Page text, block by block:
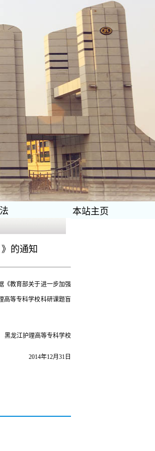
本站主页
的通知
《教育部关于进一步加强
高等专科学校科研课题盲
黑龙江护理高等专科学校
2014年12月31日